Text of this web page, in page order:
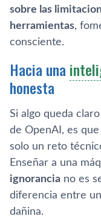
sobre las
herramientas,
consciente.
Hacia una
honesta
Si algo queda
de OpenAI, es
solo un reto
Enseñar a una
ignorancia no es
diferencia entre
dañina.